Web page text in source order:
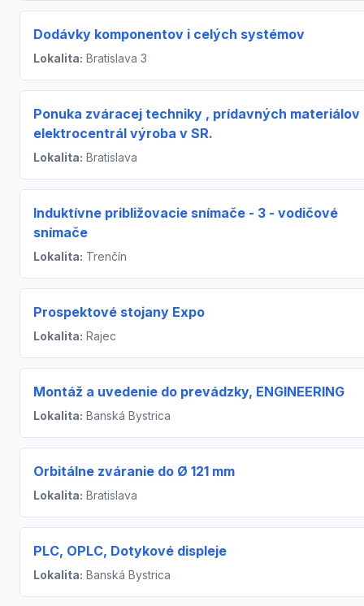
Dodávky komponentov i celých systémov
Lokalita: Bratislava 3
Ponuka zváracej techniky , prídavných materiálov
elektrocentrál výroba v SR.
Lokalita: Bratislava
Induktívne približovacie snímače - 3 - vodičové
snímače
Lokalita: Trenčín
Prospektové stojany Expo
Lokalita: Rajec
Montáž a uvedenie do prevádzky, ENGINEERING
Lokalita: Banská Bystrica
Orbitálne zváranie do Ø 121 mm
Lokalita: Bratislava
PLC, OPLC, Dotykové displeje
Lokalita: Banská Bystrica